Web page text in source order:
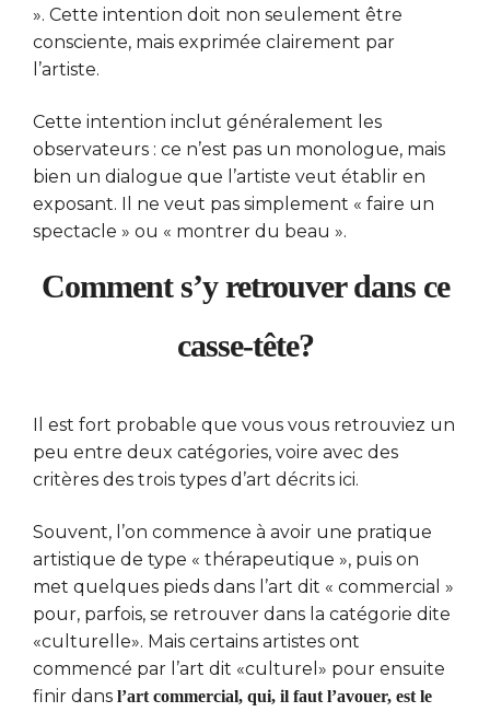
». Cette intention doit non seulement être
consciente, mais exprimée clairement par
l’artiste.
Cette intention inclut généralement les
observateurs : ce n’est pas un monologue, mais
bien un dialogue que l’artiste veut établir en
exposant. Il ne veut pas simplement « faire un
spectacle » ou « montrer du beau ».
Comment s’y retrouver dans ce
casse-tête?
Il est fort probable que vous vous retrouviez un
peu entre deux catégories, voire avec des
critères des trois types d’art décrits ici.
Souvent, l’on commence à avoir une pratique
artistique de type « thérapeutique », puis on
met quelques pieds dans l’art dit « commercial »
pour, parfois, se retrouver dans la catégorie dite
«culturelle». Mais certains artistes ont
commencé par l’art dit «culturel» pour ensuite
finir dans l’art commercial, qui, il faut l’avouer, est le